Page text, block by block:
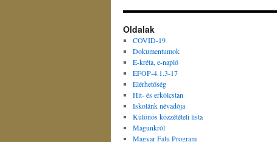
Oldalak
COVID-19
Dokumentumok
E-kréta, e-napló
EFOP-4.1.3-17
Elérhetőség
Hit- és erkölcstan
Iskolánk névadója
Különös közzétételi lista
Magunkról
Magyar Falu Program